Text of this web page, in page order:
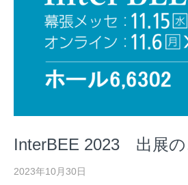
InterBEE 2023 出展の
2023年10月30日